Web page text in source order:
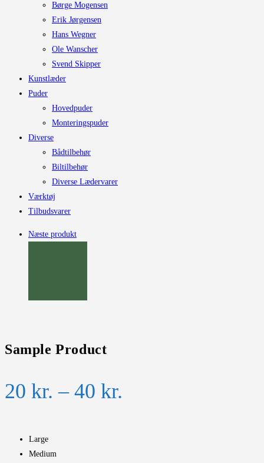
Børge Mogensen
Erik Jørgensen
Hans Wegner
Ole Wanscher
Svend Skipper
Kunstlæder
Puder
Hovedpuder
Monteringspuder
Diverse
Bådtilbehør
Biltilbehør
Diverse Lædervarer
Værktøj
Tilbudsvarer
Næste produkt
Sample Product
20 kr. – 40 kr.
Large
Medium